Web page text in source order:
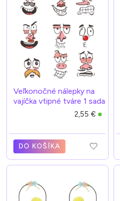
Veľkonočné nálepky na
vajíčka vtipné tváre 1 sada
2,55 €
DO KOŠÍKA